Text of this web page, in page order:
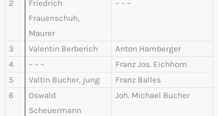
2
Friedrich
Frauenschuh,
Maurer
– – –
3 Valentin Berberich
Anton Hamberger
4
– – –
Franz Jos. Eichhorn
5
Valtin Bucher, jung
Franz Balles
6
Oswald
Scheuermann
Joh. Michael Bucher